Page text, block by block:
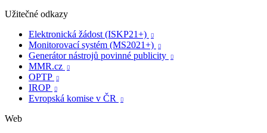
Užitečné odkazy
Elektronická žádost (ISKP21+)

Monitorovací systém (MS2021+) 
Generátor nástrojů povinné publicity 
MMR.cz 
OPTP 
IROP 
Evropská komise v ČR 
Web